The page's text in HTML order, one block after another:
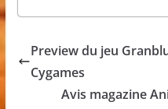
Preview du jeu
Cygames
Avis magazine